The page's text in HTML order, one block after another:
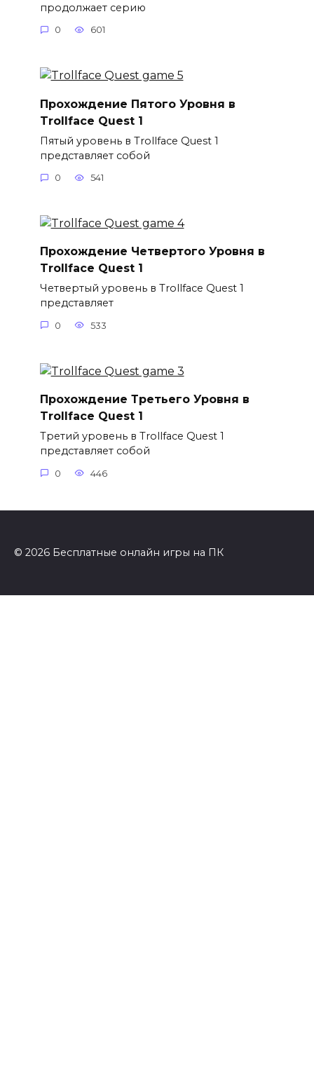
продолжает серию
0 601
Прохождение Пятого Уровня в
Trollface Quest 1
Пятый уровень в Trollface Quest 1
представляет собой
0 541
Прохождение Четвертого Уровня в
Trollface Quest 1
Четвертый уровень в Trollface Quest 1
представляет
0 533
Прохождение Третьего Уровня в
Trollface Quest 1
Третий уровень в Trollface Quest 1
представляет собой
0 446
© 2026 Бесплатные онлайн игры на ПК